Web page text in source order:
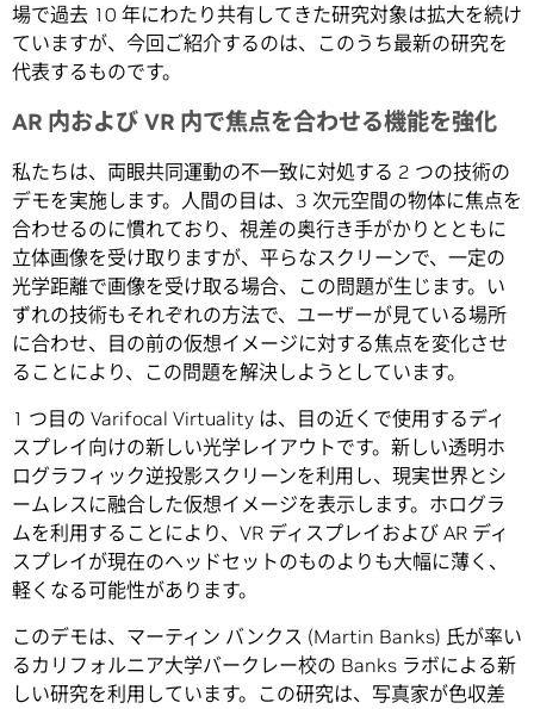
場で過去 10 年にわたり共有してきた研究対象は拡大を続け
ていますが、今回ご紹介するのは、このうち最新の研究を
代表するものです。
AR 内および VR 内で焦点を合わせる機能を強化
私たちは、両眼共同運動の不一致に対処する 2 つの技術の
デモを実施します。人間の目は、3 次元空間の物体に焦点を
合わせるのに慣れており、視差の奥行き手がかりとともに
立体画像を受け取りますが、平らなスクリーンで、一定の
光学距離で画像を受け取る場合、この問題が生じます。い
ずれの技術もそれぞれの方法で、ユーザーが見ている場所
に合わせ、目の前の仮想イメージに対する焦点を変化させ
ることにより、この問題を解決しようとしています。
1 つ目の Varifocal Virtuality は、目の近くで使用するディ
スプレイ向けの新しい光学レイアウトです。新しい透明ホ
ログラフィック逆投影スクリーンを利用し、現実世界とシ
ームレスに融合した仮想イメージを表示します。ホログラ
ムを利用することにより、VR ディスプレイおよび AR ディ
スプレイが現在のヘッドセットのものよりも大幅に薄く、
軽くなる可能性があります。
このデモは、マーティン バンクス (Martin Banks) 氏が率い
るカリフォルニア大学バークレー校の Banks ラボによる新
しい研究を利用しています。この研究は、写真家が色収差